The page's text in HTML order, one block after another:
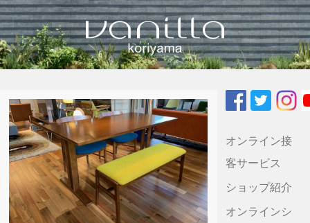
オンライン接
客サービス
ショップ紹介
オンラインシ